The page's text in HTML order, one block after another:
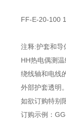
FF-E-20-100
注释:护套和导
HH热电偶测
绕线轴和电线
外部护套透明
如欲订购特别
订购示例：